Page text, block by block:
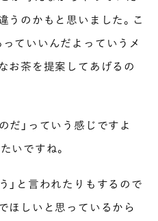
うのかもと思いました。こ
ていいんだよっていうメ
お茶を提案してあげるの
だ」っていう感じですよ
いですね。
」と言われたりもするので
ほしいと思っているから